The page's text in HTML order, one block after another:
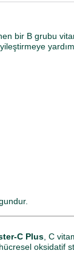
bir B grubu
C Plus , C
oksidatif